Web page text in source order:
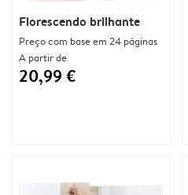
Florescendo brilhante
Preço com base em 24 páginas
A partir de
20,99 €